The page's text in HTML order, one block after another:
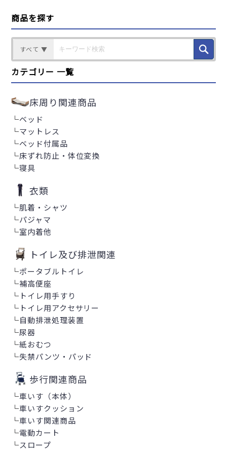
商品を探す
すべて ▼
カテゴリー 一覧
床周り関連商品
└ベッド
└マットレス
└ベッド付属品
└床ずれ防止・体位変換
└寝具
衣類
└肌着・シャツ
└パジャマ
└室内着他
トイレ及び排泄関連
└ポータブルトイレ
└補高便座
└ トイレ用手すり
└ トイレ用アクセサリー
└自動排泄処理装置
└尿器
└紙おむつ
└失禁パンツ・パッド
歩行関連商品
└車いす（本体）
└車いすクッション
└車いす関連商品
└電動カート
└スロープ